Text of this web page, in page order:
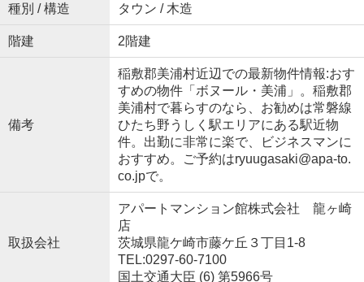
種別 / 構造 タウン / 木造
階建 2階建
備考
稲敷郡美浦村近辺での最新物件情報:おす
すめの物件「ボヌール・美浦」。稲敷郡
美浦村で暮らすのなら、お勧めは常磐線
ひたち野うしく駅エリアにある駅近物
件。出勤に非常に楽で、ビジネスマンに
おすすめ。ご予約はryuugasaki@apa-to.
co.jpで。
取扱会社
アパートマンション館株式会社 龍ヶ崎
店
茨城県龍ケ崎市藤ケ丘３丁目1-8
TEL:0297-60-7100
国土交通大臣 (6) 第5966号